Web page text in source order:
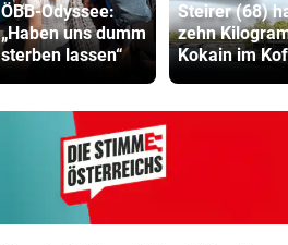
ÖBB-Odyssee:
„Haben uns dumm
sterben lassen“
Steirer (68)
zehn
Kokain im